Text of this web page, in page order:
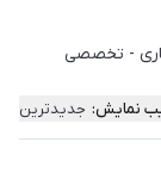
- تخصصی
نمایش: جدیدترین